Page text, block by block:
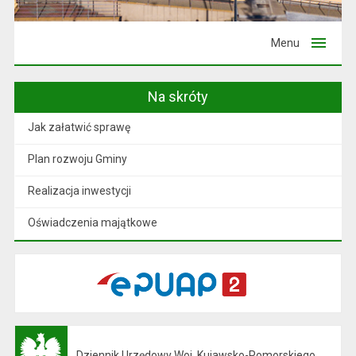
Menu
Na skróty
Jak załatwić sprawę
Plan rozwoju Gminy
Realizacja inwestycji
Oświadczenia majątkowe